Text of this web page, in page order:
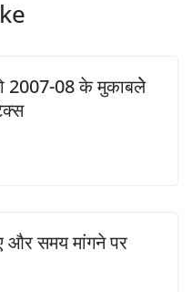
2007-08 के मुकाबलेे
और समय मांगने पर